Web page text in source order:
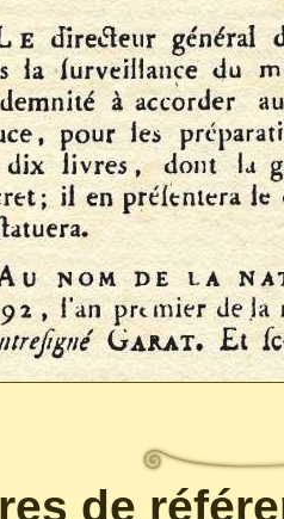
de